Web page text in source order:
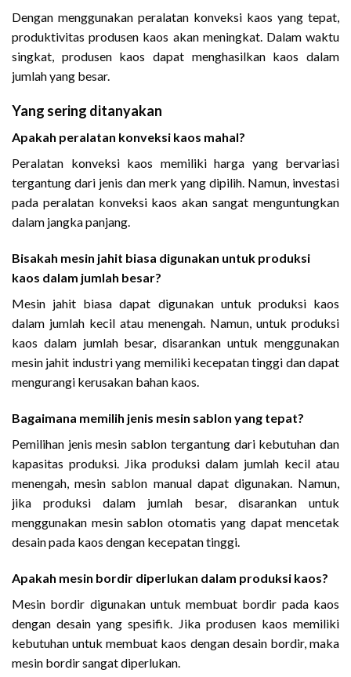
Dengan menggunakan peralatan konveksi kaos yang tepat,
produktivitas produsen kaos akan meningkat. Dalam waktu
singkat, produsen kaos dapat menghasilkan kaos dalam
jumlah yang besar.
Yang sering ditanyakan
Apakah peralatan konveksi kaos mahal?
Peralatan konveksi kaos memiliki harga yang bervariasi
tergantung dari jenis dan merk yang dipilih. Namun, investasi
pada peralatan konveksi kaos akan sangat menguntungkan
dalam jangka panjang.
Bisakah mesin jahit biasa digunakan untuk produksi
kaos dalam jumlah besar?
Mesin jahit biasa dapat digunakan untuk produksi kaos
dalam jumlah kecil atau menengah. Namun, untuk produksi
kaos dalam jumlah besar, disarankan untuk menggunakan
mesin jahit industri yang memiliki kecepatan tinggi dan dapat
mengurangi kerusakan bahan kaos.
Bagaimana memilih jenis mesin sablon yang tepat?
Pemilihan jenis mesin sablon tergantung dari kebutuhan dan
kapasitas produksi. Jika produksi dalam jumlah kecil atau
menengah, mesin sablon manual dapat digunakan. Namun,
jika produksi dalam jumlah besar, disarankan untuk
menggunakan mesin sablon otomatis yang dapat mencetak
desain pada kaos dengan kecepatan tinggi.
Apakah mesin bordir diperlukan dalam produksi kaos?
Mesin bordir digunakan untuk membuat bordir pada kaos
dengan desain yang spesifik. Jika produsen kaos memiliki
kebutuhan untuk membuat kaos dengan desain bordir, maka
mesin bordir sangat diperlukan.